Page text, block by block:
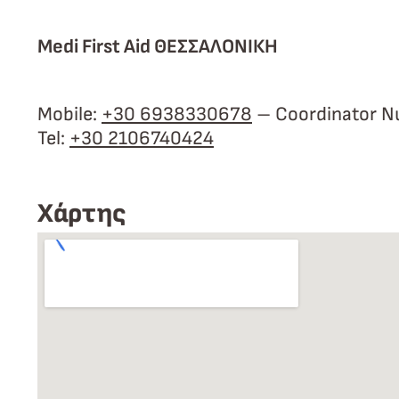
Medi First Aid ΘΕΣΣΑΛΟΝΙΚΗ
Mobile: +30 6938330678 – Coordinator
Tel: +30 2106740424
Xάρτης